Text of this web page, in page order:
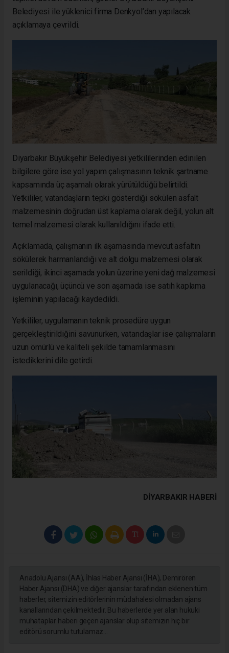
Belediyesi ile yüklenici firma Denkyol’dan yapılacak
açıklamaya çevrildi.
Diyarbakır Büyükşehir Belediyesi yetkililerinden edinilen
bilgilere göre ise yol yapım çalışmasının teknik şartname
kapsamında üç aşamalı olarak yürütüldüğü belirtildi.
Yetkililer, vatandaşların tepki gösterdiği sökülen asfalt
malzemesinin doğrudan üst kaplama olarak değil, yolun alt
temel malzemesi olarak kullanıldığını ifade etti.
Açıklamada, çalışmanın ilk aşamasında mevcut asfaltın
sökülerek harmanlandığı ve alt dolgu malzemesi olarak
serildiği, ikinci aşamada yolun üzerine yeni dağ malzemesi
uygulanacağı, üçüncü ve son aşamada ise satıh kaplama
işleminin yapılacağı kaydedildi.
Yetkililer, uygulamanın teknik prosedüre uygun
gerçekleştirildiğini savunurken, vatandaşlar ise çalışmaların
uzun ömürlü ve kaliteli şekilde tamamlanmasını
istediklerini dile getirdi.
DIYARBAKIR HABERİ
Anadolu Ajansı (AA), İhlas Haber Ajansı (İHA), Demirören
Haber Ajansı (DHA) ve diğer ajanslar tarafından eklenen tüm
haberler, sitemizin editörlerinin müdahalesi olmadan ajans
kanallarından çekilmektedir. Bu haberlerde yer alan hukuki
muhataplar haberi geçen ajanslar olup sitemizin hiç bir
editörü sorumlu tutulamaz...